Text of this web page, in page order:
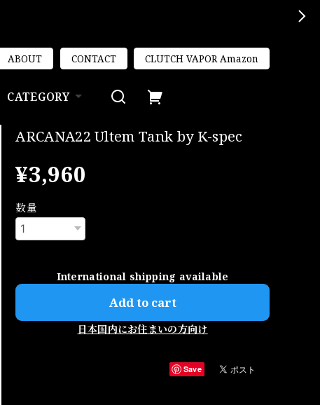
ABOUT CONTACT CLUTCH VAPOR Amazon
CATEGORY
ARCANA22 Ultem Tank by K-spec
¥3,960
数量
International shipping available
Add to cart
日本国内にお住まいの方向け
Save